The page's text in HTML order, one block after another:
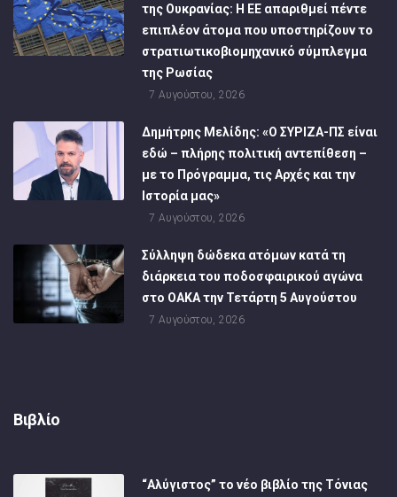
της Ουκρανίας: Η ΕΕ απαριθμεί πέντε
επιπλέον άτομα που υποστηρίζουν το
στρατιωτικοβιομηχανικό σύμπλεγμα
της Ρωσίας
7 Αυγούστου, 2026
Δημήτρης Μελίδης: «Ο ΣΥΡΙΖΑ-ΠΣ είναι
εδώ – πλήρης πολιτική αντεπίθεση –
με το Πρόγραμμα, τις Αρχές και την
Ιστορία μας»
7 Αυγούστου, 2026
Σύλληψη δώδεκα ατόμων κατά τη
διάρκεια του ποδοσφαιρικού αγώνα
στο ΟΑΚΑ την Τετάρτη 5 Αυγούστου
7 Αυγούστου, 2026
Βιβλίο
“Αλύγιστος” το νέο βιβλίο της Τόνιας